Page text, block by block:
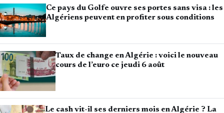
Ce pays du Golfe ouvre ses portes sans visa : les
Algériens peuvent en profiter sous conditions
Taux de change en Algérie : voici le nouveau
cours de l’euro ce jeudi 6 août
Le cash vit-il ses derniers mois en Algérie ? La